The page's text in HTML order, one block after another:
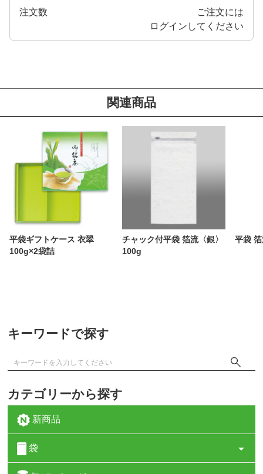
注文数
ご注文には
ログイン してください
関連商品
平袋ギフトケース 衣翠
100g×2袋詰
チャック付平袋 箔流〈銀〉
100g
平袋
キーワードで探す
カテゴリーから探す
新商品
袋